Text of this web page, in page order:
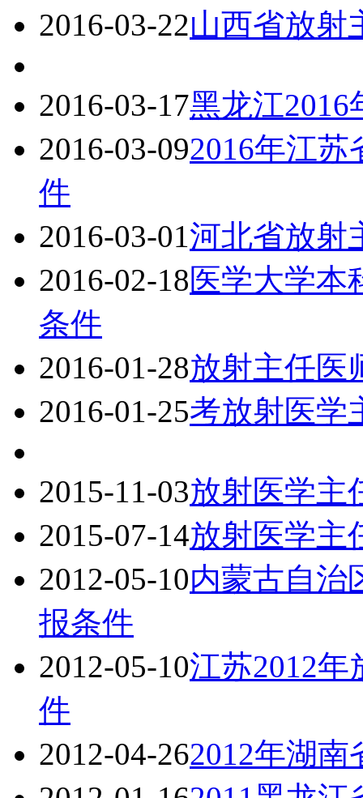
2016-03-22山西省放射
2016-03-17黑龙江
2016-03-092016年江
件
2016-03-01河北省放射
2016-02-18医学大学本
条件
2016-01-28放射主任医
2016-01-25考放射医学
2015-11-03放射医学主
2015-07-14放射医学主
2012-05-10内蒙古自治
报条件
2012-05-10江苏2012
件
2012-04-262012年湖